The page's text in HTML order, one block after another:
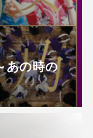
あの時の